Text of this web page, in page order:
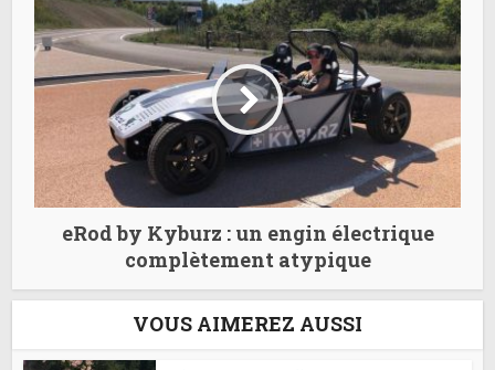
eRod by Kyburz : un engin électrique
complètement atypique
VOUS AIMEREZ AUSSI